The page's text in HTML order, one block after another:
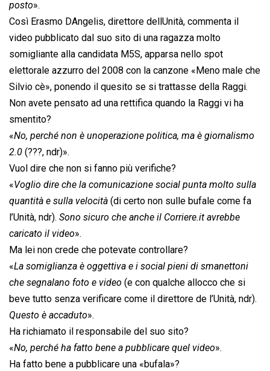
posto».
Così Erasmo DAngelis, direttore dellUnità, commenta il
video pubblicato dal suo sito di una ragazza molto
somigliante alla candidata M5S, apparsa nello spot
elettorale azzurro del 2008 con la canzone «Meno male che
Silvio cè», ponendo il quesito se si trattasse della Raggi.
Non avete pensato ad una rettifica quando la Raggi vi ha
smentito?
«No, perché non è unoperazione politica, ma è giornalismo
2.0 (???, ndr)».
Vuol dire che non si fanno più verifiche?
«Voglio dire che la comunicazione social punta molto sulla
quantità e sulla velocità (di certo non sulle bufale come fa
l’Unità, ndr). Sono sicuro che anche il Corriere.it avrebbe
caricato il video».
Ma lei non crede che potevate controllare?
«La somiglianza è oggettiva e i social pieni di  smanettoni
che segnalano foto e video (e con qualche allocco che si
beve tutto senza verificare come il direttore de l’Unità, ndr).
Questo è accaduto».
Ha richiamato il responsabile del suo sito?
«No, perché ha fatto bene a pubblicare quel video».
Ha fatto bene a pubblicare una «bufala»?